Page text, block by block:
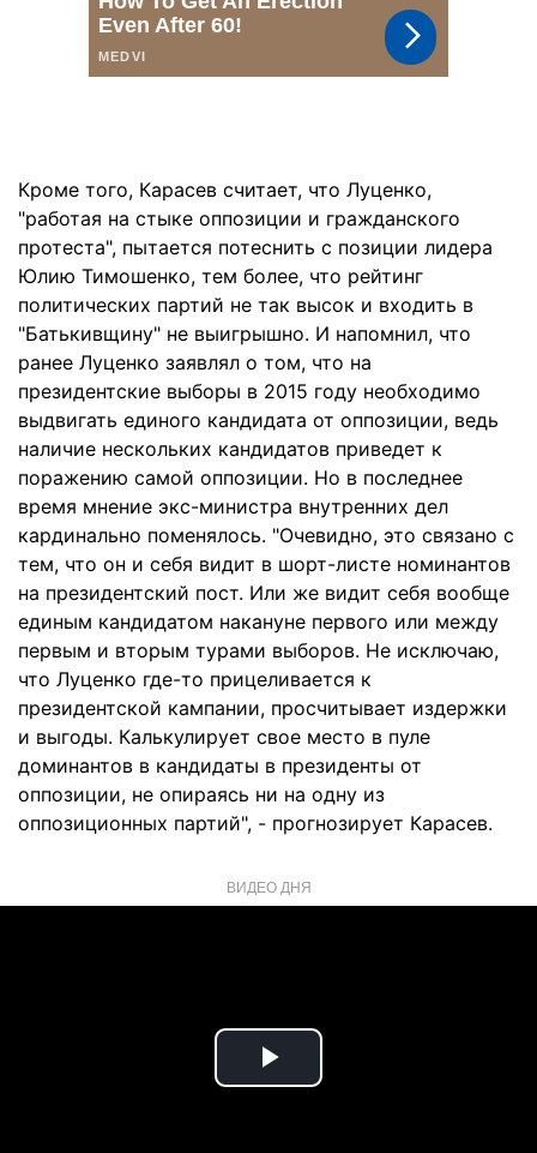
Кроме того, Карасев считает, что Луценко,
"работая на стыке оппозиции и гражданского
протеста", пытается потеснить с позиции лидера
Юлию Тимошенко, тем более, что рейтинг
политических партий не так высок и входить в
"Батькивщину" не выигрышно. И напомнил, что
ранее Луценко заявлял о том, что на
президентские выборы в 2015 году необходимо
выдвигать единого кандидата от оппозиции, ведь
наличие нескольких кандидатов приведет к
поражению самой оппозиции. Но в последнее
время мнение экс-министра внутренних дел
кардинально поменялось. "Очевидно, это связано с
тем, что он и себя видит в шорт-листе номинантов
на президентский пост. Или же видит себя вообще
единым кандидатом накануне первого или между
первым и вторым турами выборов. Не исключаю,
что Луценко где-то прицеливается к
президентской кампании, просчитывает издержки
и выгоды. Калькулирует свое место в пуле
доминантов в кандидаты в президенты от
оппозиции, не опираясь ни на одну из
оппозиционных партий", - прогнозирует Карасев.
ВИДЕО ДНЯ
Play